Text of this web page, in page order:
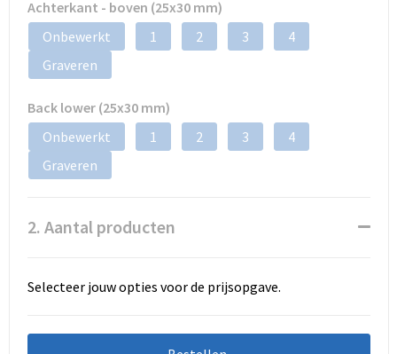
Achterkant - boven (25x30 mm)
Onbewerkt
1 2 3
4
Graveren
Back lower (25x30 mm)
Onbewerkt
1 2 3
4
Graveren
2. Aantal producten
Selecteer jouw opties voor de prijsopgave.